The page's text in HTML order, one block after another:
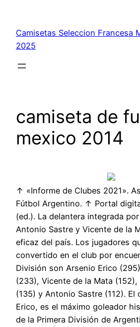
contenido
Camisetas Seleccion Francesa
2025
camiseta de
mexico 2014
↑ «Informe de Clubes 2021».
Fútbol Argentino. ↑ Portal
(ed.). La delantera integrada
Antonio Sastre y Vicente de la
eficaz del país. Los jugadores
convertido en el club por
División son Arsenio Erico
(233), Vicente de la Mata (152),
(135) y Antonio Sastre (112). El
Erico, es el máximo goleador
de la Primera División de